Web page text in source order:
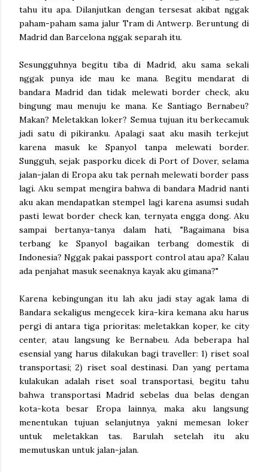
tahu itu apa. Dilanjutkan dengan tersesat akibat nggak
paham-paham sama jalur Tram di Antwerp. Beruntung di
Madrid dan Barcelona nggak separah itu.
Sesungguhnya begitu tiba di Madrid, aku sama sekali
nggak punya ide mau ke mana. Begitu mendarat di
bandara Madrid dan tidak melewati border check, aku
bingung mau menuju ke mana. Ke Santiago Bernabeu?
Makan? Meletakkan loker? Semua tujuan itu berkecamuk
jadi satu di pikiranku. Apalagi saat aku masih terkejut
karena masuk ke Spanyol tanpa melewati border.
Sungguh, sejak pasporku dicek di Port of Dover, selama
jalan-jalan di Eropa aku tak pernah melewati border pass
lagi. Aku sempat mengira bahwa di bandara Madrid nanti
aku akan mendapatkan stempel lagi karena asumsi sudah
pasti lewat border check kan, ternyata engga dong. Aku
sampai bertanya-tanya dalam hati, "Bagaimana bisa
terbang ke Spanyol bagaikan terbang domestik di
Indonesia? Nggak pakai passport control atau apa? Kalau
ada penjahat masuk seenaknya kayak aku gimana?"
Karena kebingungan itu lah aku jadi stay agak lama di
Bandara sekaligus mengecek kira-kira kemana aku harus
pergi di antara tiga prioritas: meletakkan koper, ke city
center, atau langsung ke Bernabeu. Ada beberapa hal
esensial yang harus dilakukan bagi traveller: 1) riset soal
transportasi; 2) riset soal destinasi. Dan yang pertama
kulakukan adalah riset soal transportasi, begitu tahu
bahwa transportasi Madrid sebelas dua belas dengan
kota-kota besar Eropa lainnya, maka aku langsung
menentukan tujuan selanjutnya yakni memesan loker
untuk meletakkan tas. Barulah setelah itu aku
memutuskan untuk jalan-jalan.